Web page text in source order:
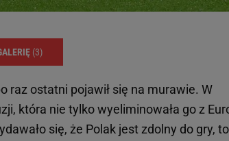
(3)
raz ostatni pojawił się na murawie. W
która nie tylko wyeliminowała go z
się, że Polak jest zdolny do gry, to